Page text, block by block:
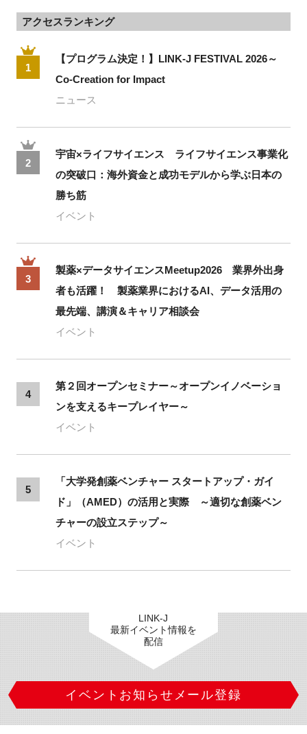
アクセスランキング
1
【プログラム決定！】LINK-J FESTIVAL 2026～
Co-Creation for Impact
ニュース
2
宇宙×ライフサイエンス ライフサイエンス事業化
の突破口：海外資金と成功モデルから学ぶ日本の
勝ち筋
イベント
3
製薬×データサイエンスMeetup2026 業界外出身
者も活躍！ 製薬業界におけるAI、データ活用の
最先端、講演＆キャリア相談会
イベント
4
第２回オープンセミナー～オープンイノベーショ
ンを支えるキープレイヤー～
イベント
5
「大学発創薬ベンチャー スタートアップ・ガイ
ド」（AMED）の活用と実際 ～適切な創薬ベン
チャーの設立ステップ～
イベント
LINK-J
最新イベント情報を
配信
イベントお知らせメール登録